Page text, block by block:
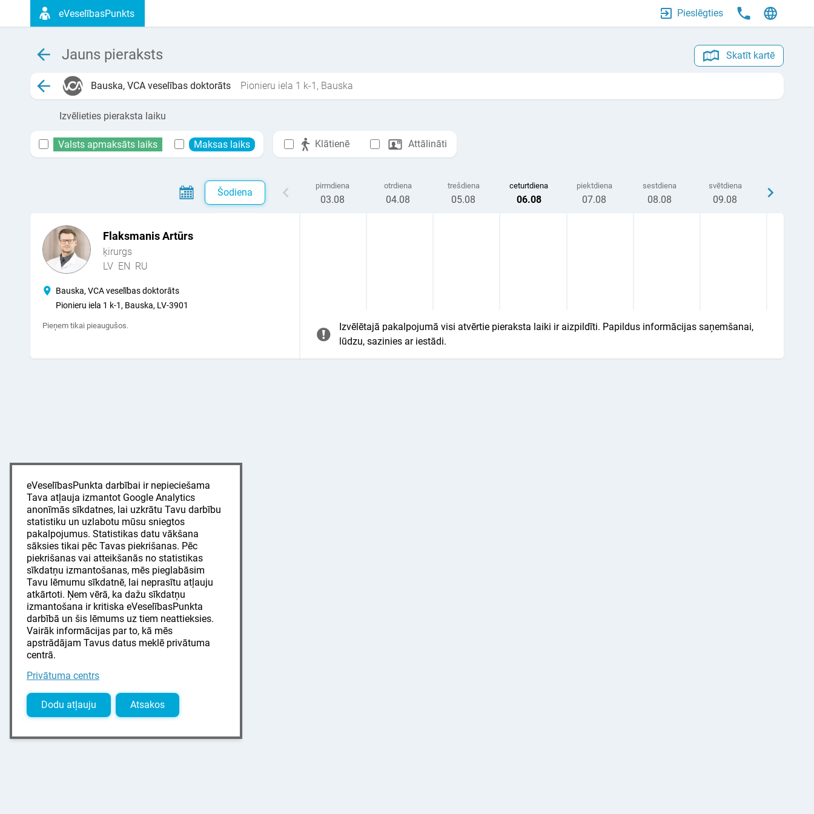
eVeselībasPunkts Pieslēgties
Jauns pieraksts Skatīt kartē
Bauska, VCA veselības doktorāts Pionieru iela 1 k-1, Bauska
Izvēlieties pieraksta laiku
Valsts apmaksāts laiks Maksas laiks Klātienē Attālināti
Šodiena
pirmdiena
03.08
otrdiena
04.08
trešdiena
05.08
ceturtdiena
06.08
piektdiena
07.08
sestdiena
08.08
svētdiena
09.08
Flaksmanis Artūrs
ķirurgs
LV EN RU
Bauska, VCA veselības doktorāts
Pionieru iela 1 k-1, Bauska, LV-3901
Pieņem tikai pieaugušos.
Izvēlētajā pakalpojumā visi atvērtie pieraksta laiki ir aizpildīti. Papildus informācijas saņemšanai,
lūdzu, sazinies ar iestādi.
eVeselībasPunkta darbībai ir nepieciešama
Tava atļauja izmantot Google Analytics
anonīmās sīkdatnes, lai uzkrātu Tavu darbību
statistiku un uzlabotu mūsu sniegtos
pakalpojumus. Statistikas datu vākšana
sāksies tikai pēc Tavas piekrišanas. Pēc
piekrišanas vai atteikšanās no statistikas
sīkdatņu izmantošanas, mēs pieglabāsim
Tavu lēmumu sīkdatnē, lai neprasītu atļauju
atkārtoti. Ņem vērā, ka dažu sīkdatņu
izmantošana ir kritiska eVeselībasPunkta
darbībā un šis lēmums uz tiem neattieksies.
Vairāk informācijas par to, kā mēs
apstrādājam Tavus datus meklē privātuma
centrā.
Privātuma centrs
Dodu atļauju Atsakos